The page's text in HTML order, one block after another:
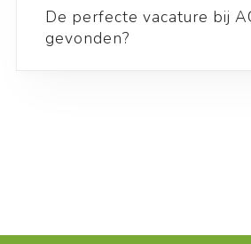
De perfecte vacature bij
gevonden?